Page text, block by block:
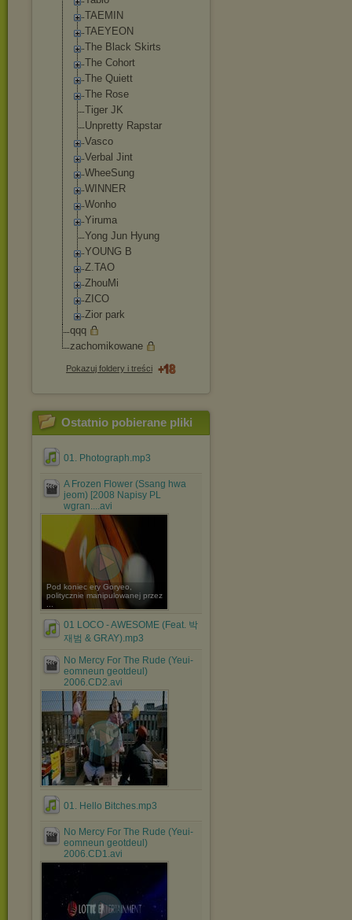
TAEMIN
TAEYEON
The Black Skirts
The Cohort
The Quiett
The Rose
Tiger JK
Unpretty Rapstar
Vasco
Verbal Jint
WheeSung
WINNER
Wonho
Yiruma
Yong Jun Hyung
YOUNG B
Z.TAO
ZhouMi
ZICO
Zior park
qqq
zachomikowane
Pokazuj foldery i treści
Ostatnio pobierane pliki
01. Photograph.mp3
A Frozen Flower (Ssang hwa
jeom) [2008 Napisy PL
wgran....avi
Pod koniec ery Goryeo,
politycznie manipulowanej przez
01 LOCO - AWESOME (Feat. 박
재범 & GRAY).mp3
No Mercy For The Rude (Yeui-
eomneun geotdeul)
2006.CD2.avi
01. Hello Bitches.mp3
No Mercy For The Rude (Yeui-
eomneun geotdeul)
2006.CD1.avi